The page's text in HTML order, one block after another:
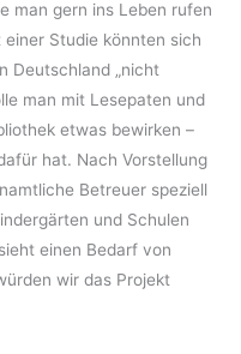
man gern ins Leben rufen
Studie könnten sich
Deutschland „nicht
man mit Lesepaten und
etwas bewirken –
hat. Nach Vorstellung
Betreuer speziell
und Schulen
einen Bedarf von
wir das Projekt